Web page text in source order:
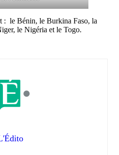
: le Bénin, le Burkina Faso, la
le Nigéria et le Togo.